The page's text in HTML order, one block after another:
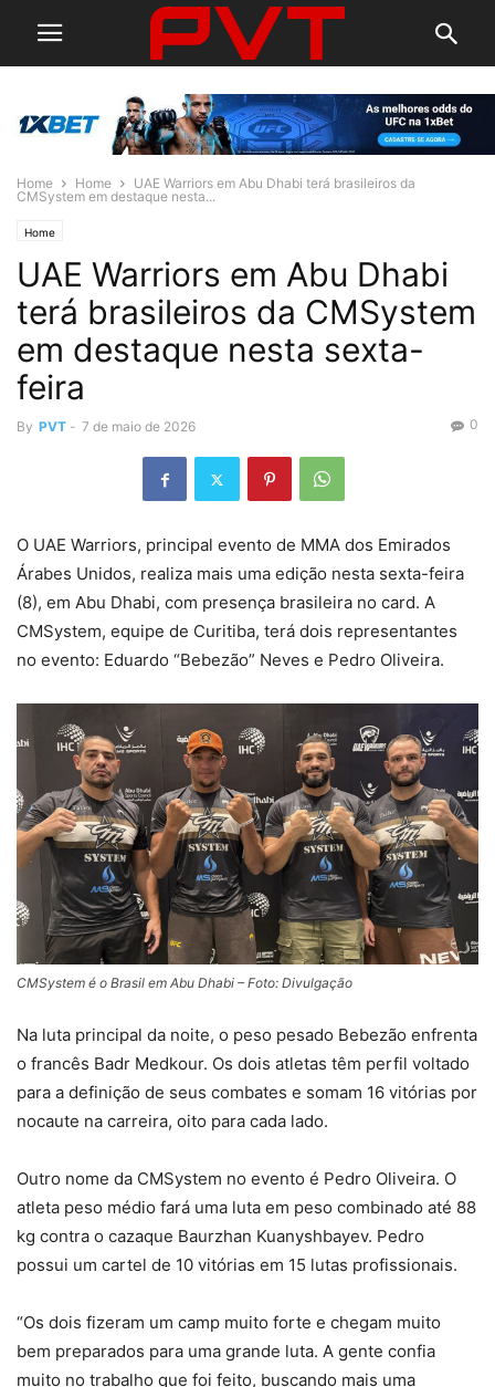
Home Home
UAE Warriors em Abu Dhabi terá brasileiros da
CMSystem em destaque nesta...
Home
UAE Warriors em Abu Dhabi
terá brasileiros da CMSystem
em destaque nesta sexta-
feira
By PVT - 7 de maio de 2026 0
O UAE Warriors, principal evento de MMA dos Emirados
Árabes Unidos, realiza mais uma edição nesta sexta-feira
(8), em Abu Dhabi, com presença brasileira no card. A
CMSystem, equipe de Curitiba, terá dois representantes
no evento: Eduardo “Bebezão” Neves e Pedro Oliveira.
CMSystem é o Brasil em Abu Dhabi – Foto: Divulgação
Na luta principal da noite, o peso pesado Bebezão enfrenta
o francês Badr Medkour. Os dois atletas têm perfil voltado
para a definição de seus combates e somam 16 vitórias por
nocaute na carreira, oito para cada lado.
Outro nome da CMSystem no evento é Pedro Oliveira. O
atleta peso médio fará uma luta em peso combinado até 88
kg contra o cazaque Baurzhan Kuanyshbayev. Pedro
possui um cartel de 10 vitórias em 15 lutas profissionais.
“Os dois fizeram um camp muito forte e chegam muito
bem preparados para uma grande luta. A gente confia
muito no trabalho que foi feito, buscando mais uma